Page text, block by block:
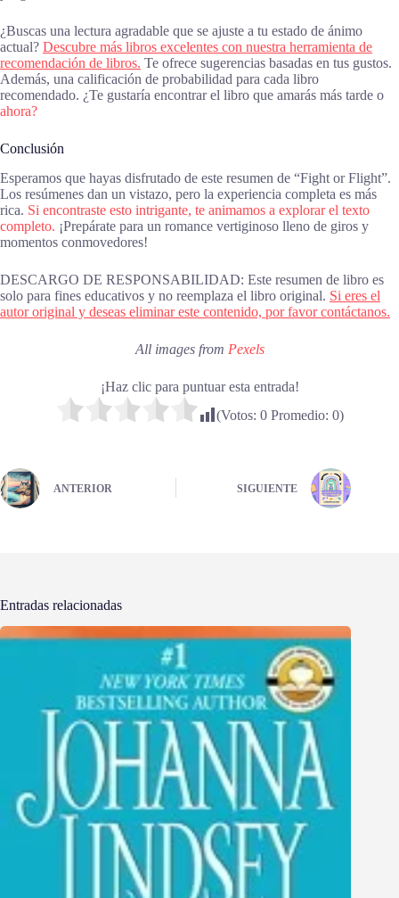
¿Buscas una lectura agradable que se ajuste a tu estado de ánimo
actual? Descubre más libros excelentes con nuestra herramienta de
recomendación de libros. Te ofrece sugerencias basadas en tus gustos.
Además, una calificación de probabilidad para cada libro
recomendado. ¿Te gustaría encontrar el libro que amarás más tarde o
ahora?
Conclusión
Esperamos que hayas disfrutado de este resumen de “Fight or Flight”.
Los resúmenes dan un vistazo, pero la experiencia completa es más
rica. Si encontraste esto intrigante, te animamos a explorar el texto
completo. ¡Prepárate para un romance vertiginoso lleno de giros y
momentos conmovedores!
DESCARGO DE RESPONSABILIDAD: Este resumen de libro es
solo para fines educativos y no reemplaza el libro original. Si eres el
autor original y deseas eliminar este contenido, por favor contáctanos.
All images from Pexels
¡Haz clic para puntuar esta entrada!
(Votos: 0Promedio: 0)
ANTERIOR SIGUIENTE
Entradas relacionadas